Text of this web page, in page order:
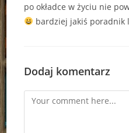
po okładce w życiu nie
bardziej jakiś poradnik
Dodaj komentarz
Comment